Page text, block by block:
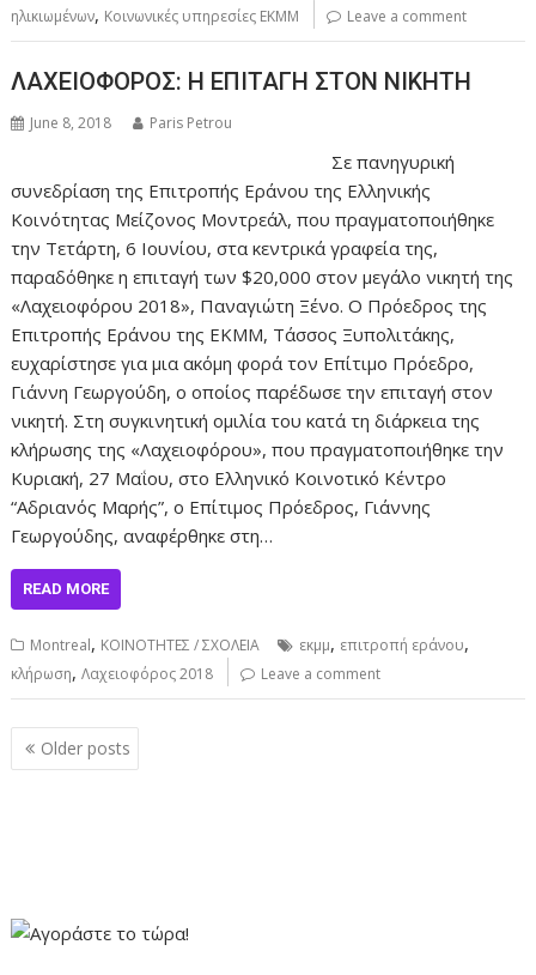
ηλικιωμένων, Κοινωνικές υπηρεσίες ΕΚΜΜ Leave a comment
ΛΑΧΕΙΟΦΟΡΟΣ: Η ΕΠΙΤΑΓΗ ΣΤΟΝ ΝΙΚΗΤΗ
June 8, 2018 Paris Petrou
Σε πανηγυρική
συνεδρίαση της Επιτρο­πής Εράνου της Ελληνικής
Κοινότητας Μείζονος Μοντρεάλ, που πραγματο­ποιήθηκε
την Τετάρτη, 6 Ιουνίου, στα κεντρι­κά γραφεία της,
παραδόθηκε η επιταγή των $20,000 στον μεγάλο νικητή της
«Λαχειοφόρου 2018», Παναγιώτη Ξένο. Ο Πρόεδρος της
Επιτροπής Εράνου της ΕΚΜΜ, Τάσ­σος Ξυπολιτάκης,
ευχαρίστησε για μια ακό­μη φορά τον Επίτιμο Πρόεδρο,
Γιάννη Γε­ωργούδη, ο οποίος παρέδωσε την επιταγή στον
νικητή. Στη συγκινητική ομιλία του κατά τη διάρκεια της
κλήρωσης της «Λαχειοφόρου», που πραγματοποιήθηκε την
Κυριακή, 27 Μαΐου, στο Ελληνικό Κοινοτικό Κέντρο
“Αδριανός Μαρής”, ο Επίτιμος Πρόεδρος, Γιάννης
Γεωργούδης, αναφέρθηκε στη…
READ MORE
Montreal, ΚΟΙΝΟΤΗΤΕΣ / ΣΧΟΛΕΙΑ εκμμ, επιτροπή εράνου,
κλήρωση,Λαχειοφόρος 2018 Leave a comment
Posts
navigation
Older posts